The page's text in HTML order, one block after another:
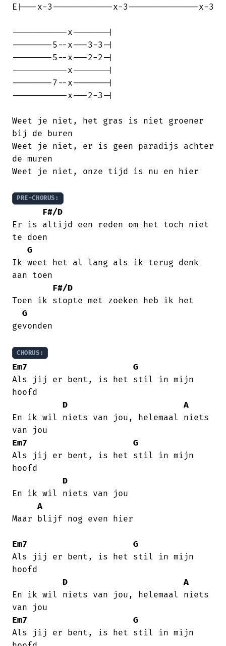
E|---x-3------------x-3--------------x-3
-----------x-------|
--------5--x---3-3-|
--------5--x---2-2-|
-----------x-------|
--------7--x-------|
-----------x---2-3-|
Weet je niet, het gras is niet groener
bij de buren
Weet je niet, er is geen paradijs achter
de muren
Weet je niet, onze tijd is nu en hier
PRE-CHORUS:
F#/D
Er is altijd een reden om het toch niet
te doen
G
Ik weet het al lang als ik terug denk
aan toen
F#/D
Toen ik stopte met zoeken heb ik het
G
gevonden
CHORUS:
Em7
G
Als jij er bent, is het stil in mijn
hoofd
D
A
En ik wil niets van jou, helemaal niets
Em7
G
Als jij er bent, is het stil in mijn
hoofd
D
En ik wil niets van jou
A
Maar blijf nog even hier
Em7
G
Als jij er bent, is het stil in mijn
hoofd
D
A
En ik wil niets van jou, helemaal niets
Em7
G
Als jij er bent, is het stil in mijn